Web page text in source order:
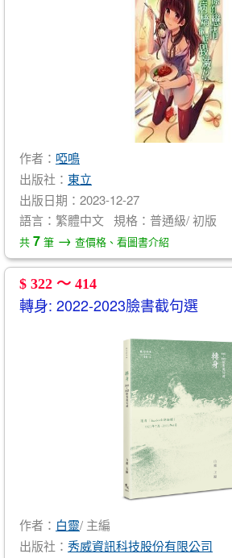
作者： 啞鳴
出版社： 東立
出版日期：2023-12-27
語言：繁體中文 規格：普通級/ 初版
共 7 筆 → 查價格、看圖書介紹
$ 322 ～ 414
轉身: 2022-2023臉書截句選
作者： 白靈/ 主編
出版社： 秀威資訊科技股份有限公司